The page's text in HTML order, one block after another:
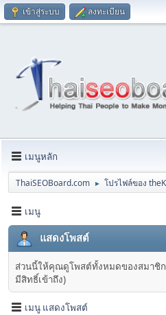
เข้าสู่ระบบ ลงทะเบียน
เมนูหลัก
ThaiSEOBoard.com ► โปรไฟล์ของ
เมนู
แสดงโพสต์
ส่วนนี้ให้คุณดูโพสต์ทั้งหมดของสมาชิ
มีสิทธิ์เข้าถึง)
เมนู แสดงโพสต์